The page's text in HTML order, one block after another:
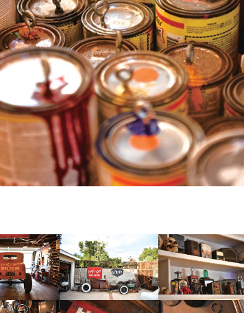
ホンダ
スバル
三菱
ダイハツ
光岡
その他